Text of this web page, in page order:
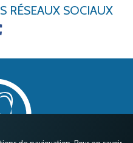
RÉSEAUX SOCIAUX